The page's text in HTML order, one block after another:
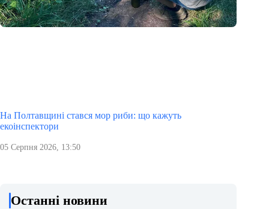
На Полтавщині стався мор риби: що кажуть
екоінспектори
05 Серпня 2026, 13:50
Останні новини